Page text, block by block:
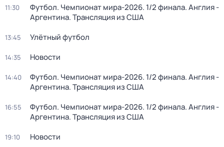
11:30
Футбол. Чемпионат мира-2026. 1/2 финала. Англия -
Аргентина. Трансляция из США
13:45 Улётный футбол
14:35 Новости
14:40
Футбол. Чемпионат мира-2026. 1/2 финала. Англия -
Аргентина. Трансляция из США
16:55
Футбол. Чемпионат мира-2026. 1/2 финала. Англия -
Аргентина. Трансляция из США
19:10 Новости